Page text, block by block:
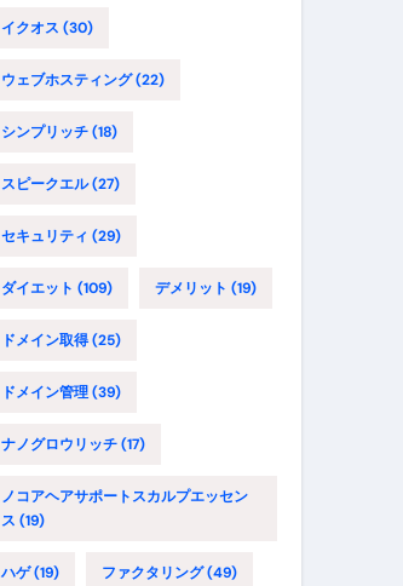
イクオス (30)
ウェブホスティング(22)
シンプリッチ(18)
スピークエル(27)
セキュリティ (29)
ダイエット (109) デメリット (19)
ドメイン取得(25)
ドメイン管理(39)
ナノグロウリッチ(17)
ノコアヘアサポートスカルプエッセン
ス (19)
ハゲ(19) ファクタリング(49)